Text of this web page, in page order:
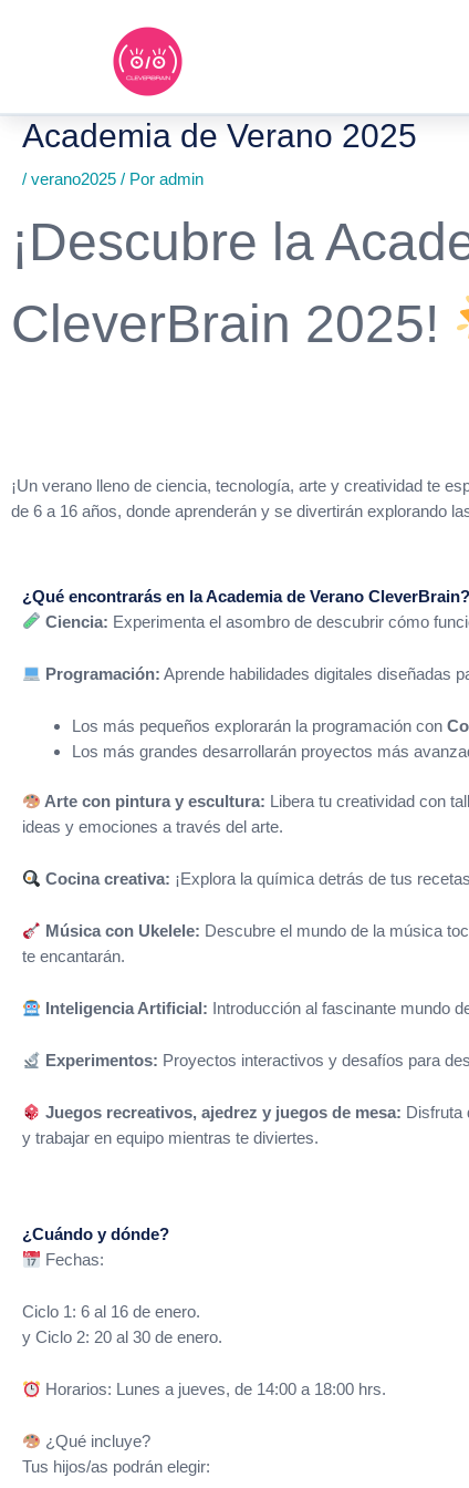
Academia de Verano 2025
/ verano2025 / Por admin
¡Descubre la
CleverBrain 2025!
¡Un verano lleno de ciencia, tecnología, arte y creatividad te
de 6 a 16 años, donde aprenderán y se divertirán explorando
¿Qué encontrarás en la Academia de Verano CleverBrain?
Ciencia: Experimenta el asombro de descubrir cómo
Programación: Aprende habilidades digitales diseñadas
Los más pequeños explorarán la programación con
Los más grandes desarrollarán proyectos más
Arte con pintura y escultura: Libera tu creatividad con
ideas y emociones a través del arte.
Cocina creativa: ¡Explora la química detrás de tus
Música con Ukelele: Descubre el mundo de la música
te encantarán.
Inteligencia Artificial: Introducción al fascinante mundo
Experimentos: Proyectos interactivos y desafíos para
Juegos recreativos, ajedrez y juegos de mesa: Disfruta
y trabajar en equipo mientras te diviertes.
¿Cuándo y dónde?
Fechas:
Ciclo 1: 6 al 16 de enero.
y Ciclo 2: 20 al 30 de enero.
Horarios: Lunes a jueves, de 14:00 a 18:00 hrs.
¿Qué incluye?
Tus hijos/as podrán elegir: